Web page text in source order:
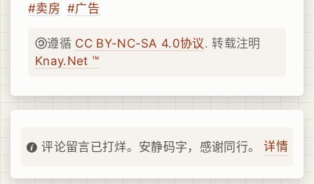
#卖房 #广告
遵循 CC BY-NC-SA 4.0协议. 转载注明
Knay.Net ™
评论留言已打烊。安静码字，感谢同行。 详情